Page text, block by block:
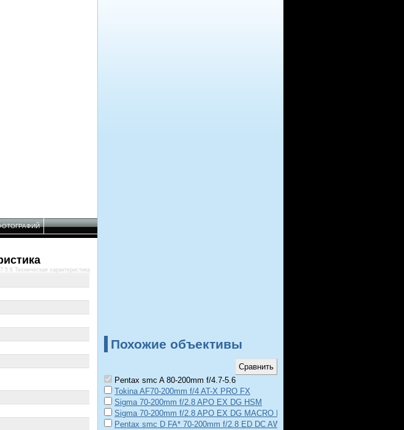
Техническая характеристика
Похожие объективы
Pentax smc A 80-200mm f/4.7-5.6
Tokina AF70-200mm f/4 AT-X PRO FX
Sigma 70-200mm f/2.8 APO EX DG HSM
Sigma 70-200mm f/2.8 APO EX DG MACRO HSM II
Pentax smc D FA* 70-200mm f/2.8 ED DC AW